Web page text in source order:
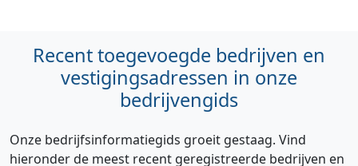
Recent toegevoegde bedrijven en
vestigingsadressen in onze
bedrijvengids
Onze bedrijfsinformatiegids groeit gestaag. Vind
hieronder de meest recent geregistreerde bedrijven en